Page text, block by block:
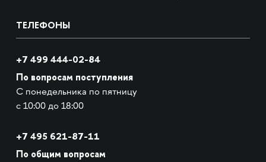
ТЕЛЕФОНЫ
+7 499 444-02-84
По вопросам поступления
С понедельника по пятницу
с 10:00 до 18:00
+7 495 621-87-11
По общим вопросам